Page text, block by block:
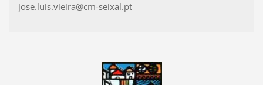
jose.luis.vieira@cm-seixal.pt